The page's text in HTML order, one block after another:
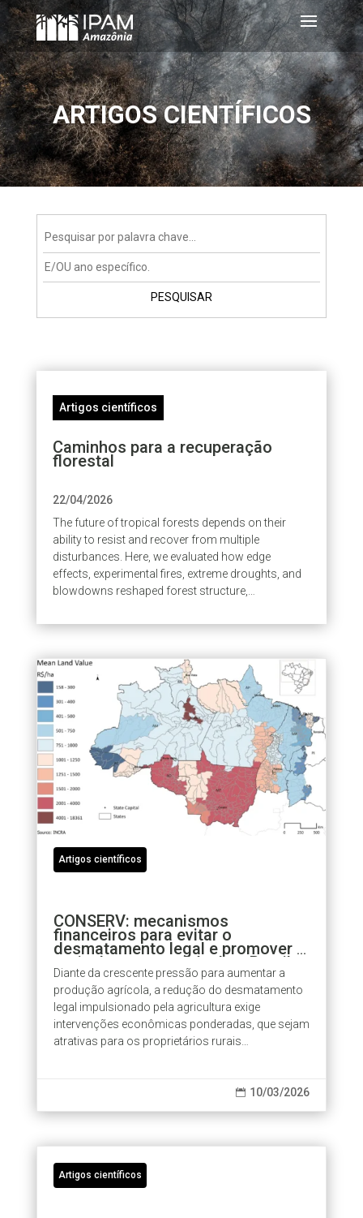
ARTIGOS CIENTÍFICOS
Artigos científicos
Caminhos para a recuperação
florestal
22/04/2026
The future of tropical forests depends on their
ability to resist and recover from multiple
disturbances. Here, we evaluated how edge
effects, experimental fires, extreme droughts, and
blowdowns reshaped forest structure,
Artigos científicos
CONSERV: mecanismos
financeiros para evitar o
desmatamento legal e promover a
agricultura sustentável no Brasil
Diante da crescente pressão para aumentar a
produção agrícola, a redução do desmatamento
legal impulsionado pela agricultura exige
intervenções econômicas ponderadas, que sejam
atrativas para os proprietários rurais
 10/03/2026
Artigos científicos